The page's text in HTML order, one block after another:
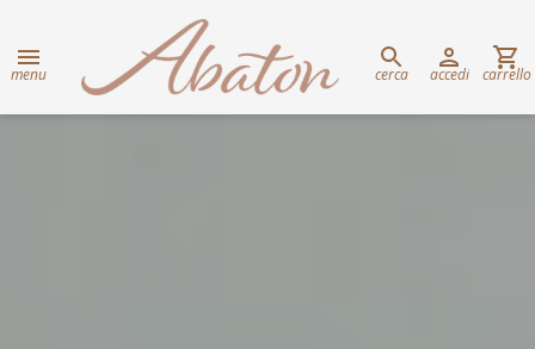
menu cerca accedi carrello